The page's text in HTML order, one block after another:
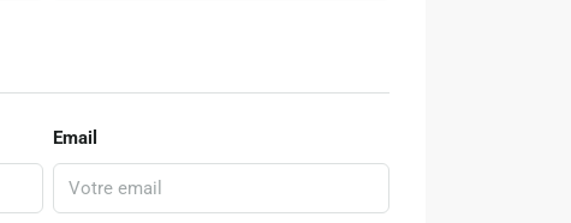
Email